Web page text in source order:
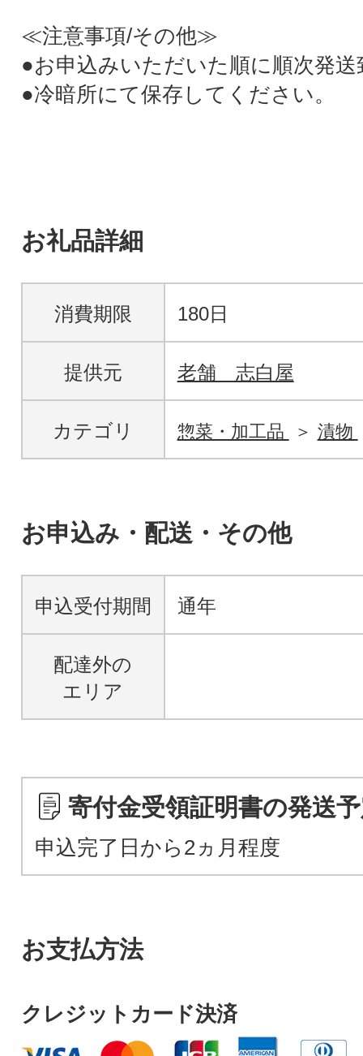
≪注意事項/その他≫
●お申込みいただいた順に順次発
●冷暗所にて保存してください。
お礼品詳細
消費期限 180日
提供元 老舗 志白屋
カテゴリ 惣菜・加工品 漬物
お申込み・配送・その他
申込受付期間 通年
配達外の
エリア
寄付金受領証明書の発送
申込完了日から2ヵ月程度
お支払方法
クレジットカード決済